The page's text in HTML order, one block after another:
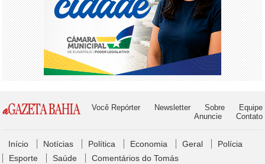
Você Repórter Newsletter Sobre
Equipe
Anuncie
Contato
Início Notícias Política Economia Geral
Polícia
Esporte
Saúde Comentários do Tomás